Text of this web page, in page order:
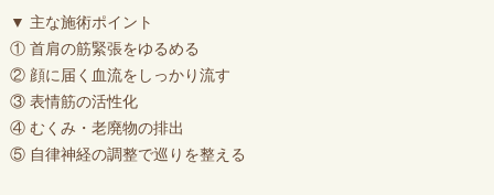
▼ 主な施術ポイント
① 首肩の筋緊張をゆるめる
② 顔に届く血流をしっかり流す
③ 表情筋の活性化
④ むくみ・老廃物の排出
⑤ 自律神経の調整で巡りを整える